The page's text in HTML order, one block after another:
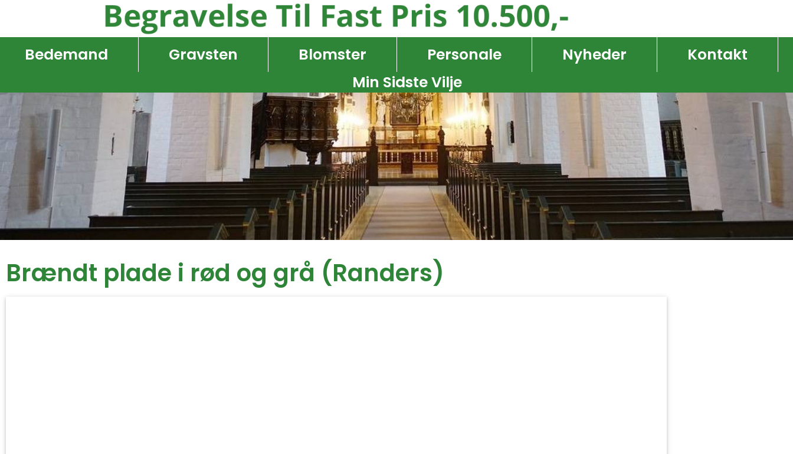
Bedemand Gravsten Blomster Personale Nyheder
Kontakt
Min Sidste Vilje
Brændt plade i rød og grå (Randers)